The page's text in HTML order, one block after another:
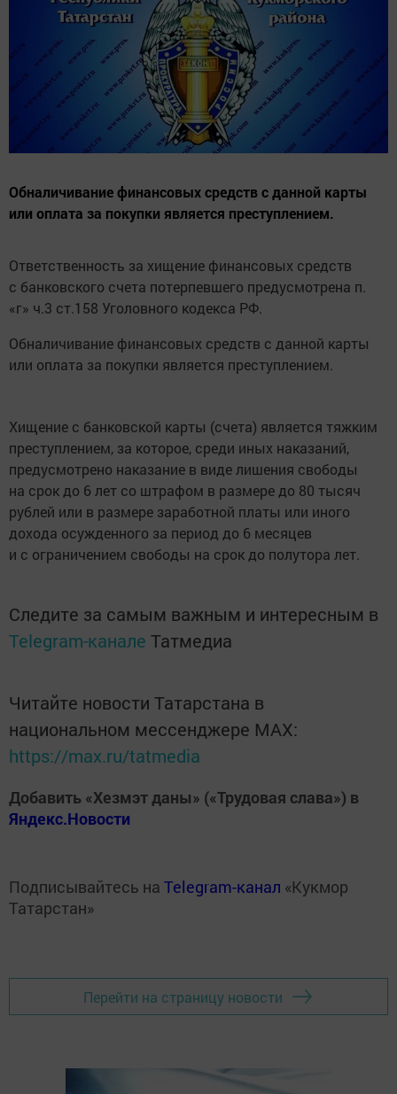
Обналичивание финансовых средств с данной карты
или оплата за покупки является преступлением.
Ответственность за хищение финансовых средств
с банковского счета потерпевшего предусмотрена п.
«г» ч.3 ст.158 Уголовного кодекса РФ.
Обналичивание финансовых средств с данной карты
или оплата за покупки является преступлением.
Хищение с банковской карты (счета) является тяжким
преступлением, за которое, среди иных наказаний,
предусмотрено наказание в виде лишения свободы
на срок до 6 лет со штрафом в размере до 80 тысяч
рублей или в размере заработной платы или иного
дохода осужденного за период до 6 месяцев
и с ограничением свободы на срок до полутора лет.
Следите за самым важным и интересным в
Telegram-канале Татмедиа
Читайте новости Татарстана в
национальном мессенджере MАХ:
https://max.ru/tatmedia
Добавить «Хезмэт даны» («Трудовая слава») в
Яндекс.Новости
Подписывайтесь на Telegram-канал «Кукмор
Татарстан»
Перейти на страницу новости